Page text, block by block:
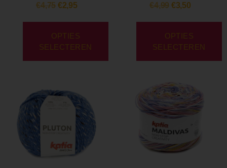
€4,75 €2,95
OPTIES
SELECTEREN
€4,99 €3,50
OPTIES
SELECTEREN